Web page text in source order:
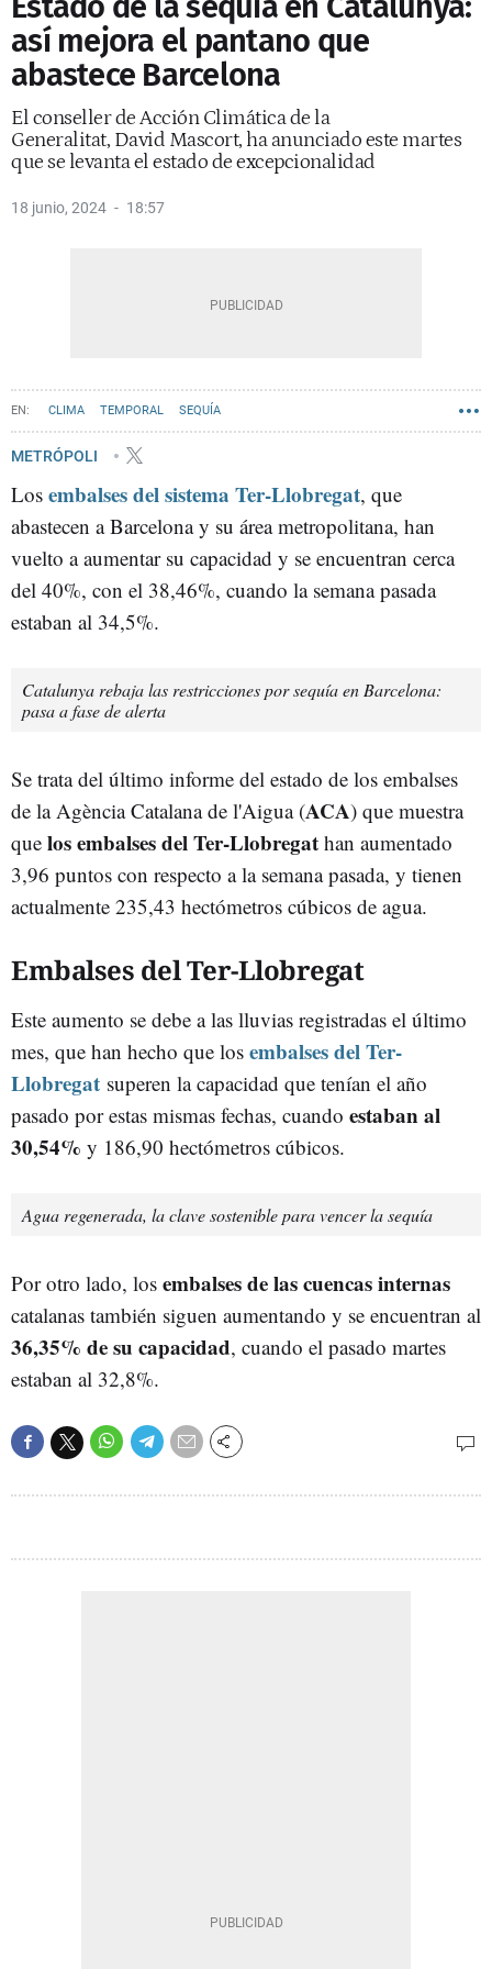
así mejora el pantano que
abastece Barcelona
El conseller de Acción Climática de la
Generalitat, David Mascort, ha anunciado este martes
que se levanta el estado de excepcionalidad
18 junio, 2024 18:57
CLIMA TEMPORAL SEQUÍA
METRÓPOLI
Los embalses del sistema Ter-Llobregat, que
abastecen a Barcelona y su área metropolitana, han
vuelto a aumentar su capacidad y se encuentran cerca
del 40%, con el 38,46%, cuando la semana pasada
estaban al 34,5%.
Catalunya rebaja las restricciones por sequía en Barcelona:
pasa a fase de alerta
Se trata del último informe del estado de los embalses
de la Agència Catalana de l'Aigua (ACA) que muestra
que los embalses del Ter-Llobregat han aumentado
3,96 puntos con respecto a la semana pasada, y tienen
actualmente 235,43 hectómetros cúbicos de agua.
Embalses del Ter-Llobregat
Este aumento se debe a las lluvias registradas el último
mes, que han hecho que los embalses del Ter-
Llobregat superen la capacidad que tenían el año
pasado por estas mismas fechas, cuando estaban al
30,54% y 186,90 hectómetros cúbicos.
Agua regenerada, la clave sostenible para vencer la sequía
Por otro lado, los embalses de las cuencas internas
catalanas también siguen aumentando y se encuentran al
36,35% de su capacidad, cuando el pasado martes
estaban al 32,8%.